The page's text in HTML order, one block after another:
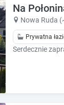
q
s
t
Na
Nowa Ruda
Prywatna